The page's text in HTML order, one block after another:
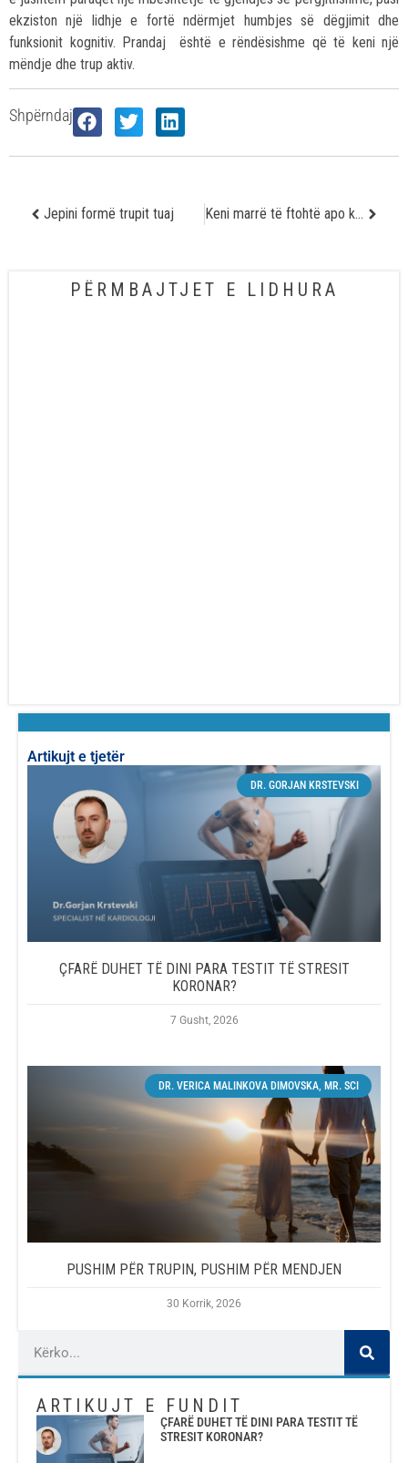
ekziston një lidhje e fortë ndërmjet humbjes së dëgjimit dhe
funksionit kognitiv. Prandaj është e rëndësishme që të keni një
mëndje dhe trup aktiv.
Shpërndaj
Jepini formë trupit tuaj Keni marrë të ftohtë apo keni alergji?
PËRMBAJTJET E LIDHURA
Artikujt e tjetër
DR. GORJAN KRSTEVSKI
ÇFARË DUHET TË DINI PARA TESTIT TË STRESIT
KORONAR?
7 Gusht, 2026
DR. VERICA MALINKOVA DIMOVSKA, MR. SCI
PUSHIM PËR TRUPIN, PUSHIM PËR MENDJEN
30 Korrik, 2026
ARTIKUJT E FUNDIT
ÇFARË DUHET TË DINI PARA TESTIT TË
STRESIT KORONAR?